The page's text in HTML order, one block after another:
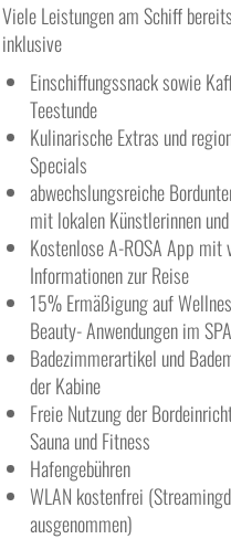
Viele Leistungen am Schiff bereits
inklusive
Einschiffungssnack sowie
Teestunde
Kulinarische Extras und
Specials
abwechslungsreiche
mit lokalen Künstlerinnen
Kostenlose A-ROSA App
Informationen zur Reise
15% Ermäßigung auf
Beauty- Anwendungen im
Badezimmerartikel und
der Kabine
Freie Nutzung der
Sauna und Fitness
Hafengebühren
WLAN kostenfrei
ausgenommen)